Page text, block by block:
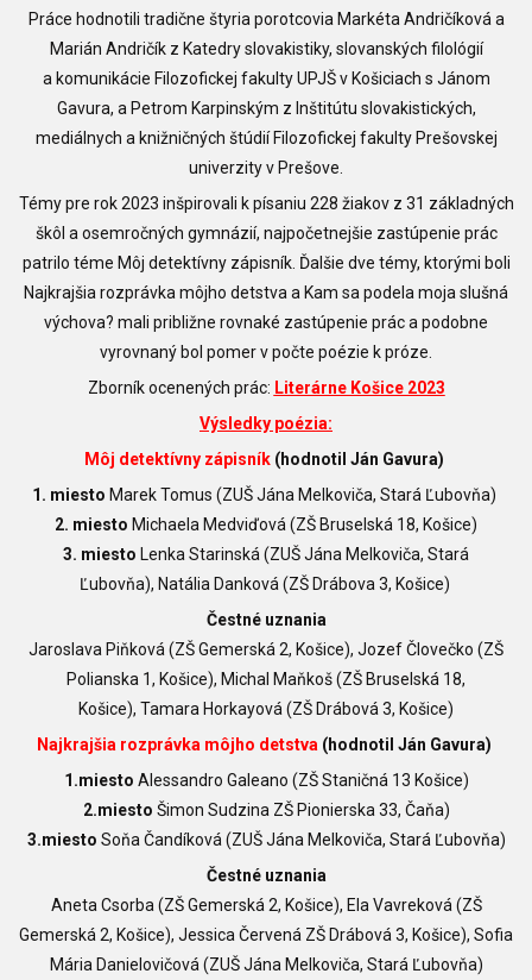
Práce hodnotili tradične štyria porotcovia Markéta Andričíková a
Marián Andričík z Katedry slovakistiky, slovanských filológií
a komunikácie Filozofickej fakulty UPJŠ v Košiciach s Jánom
Gavura, a Petrom Karpinským z Inštitútu slovakistických,
mediálnych a knižničných štúdií Filozofickej fakulty Prešovskej
univerzity v Prešove.
Témy pre rok 2023 inšpirovali k písaniu 228 žiakov z 31 základných
škôl a osemročných gymnázií, najpočetnejšie zastúpenie prác
patrilo téme Môj detektívny zápisník. Ďalšie dve témy, ktorými boli
Najkrajšia rozprávka môjho detstva a Kam sa podela moja slušná
výchova? mali približne rovnaké zastúpenie prác a podobne
vyrovnaný bol pomer v počte poézie k próze.
Zborník ocenených prác: Literárne Košice 2023
Výsledky poézia:
Môj detektívny zápisník (hodnotil Ján Gavura)
1. miesto Marek Tomus (ZUŠ Jána Melkoviča, Stará Ľubovňa)
2. miesto Michaela Medviďová (ZŠ Bruselská 18, Košice)
3. miesto Lenka Starinská (ZUŠ Jána Melkoviča, Stará
Ľubovňa), Natália Danková (ZŠ Drábova 3, Košice)
Čestné uznania
Jaroslava Piňková (ZŠ Gemerská 2, Košice), Jozef Človečko (ZŠ
Polianska 1, Košice), Michal Maňkoš (ZŠ Bruselská 18,
Košice), Tamara Horkayová (ZŠ Drábová 3, Košice)
Najkrajšia rozprávka môjho detstva (hodnotil Ján Gavura)
1.miesto Alessandro Galeano (ZŠ Staničná 13 Košice)
2.miesto Šimon Sudzina ZŠ Pionierska 33, Čaňa)
3.miesto Soňa Čandíková (ZUŠ Jána Melkoviča, Stará Ľubovňa)
Čestné uznania
Aneta Csorba (ZŠ Gemerská 2, Košice), Ela Vavreková (ZŠ
Gemerská 2, Košice), Jessica Červená ZŠ Drábová 3, Košice), Sofia
Mária Danielovičová (ZUŠ Jána Melkoviča, Stará Ľubovňa)